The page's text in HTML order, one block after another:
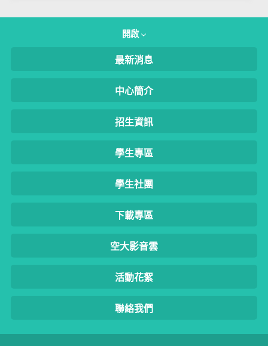
開啟
最新消息
中心簡介
招生資訊
學生專區
學生社團
下載專區
空大影音雲
活動花絮
聯絡我們